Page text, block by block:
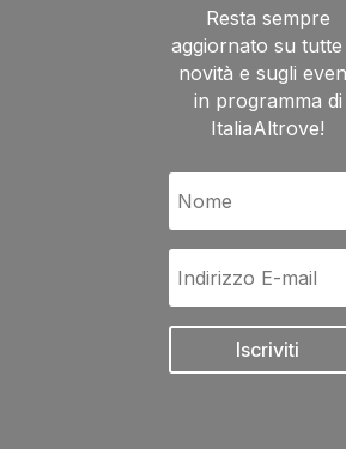
Resta sempre
aggiornato su tutte
novità e sugli
in programma di
ItaliaAltrove!
Iscriviti